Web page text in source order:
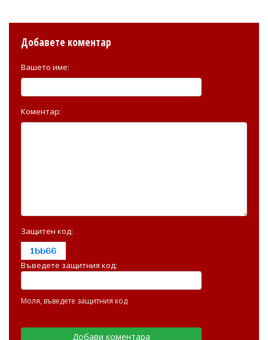
Добавете коментар
Вашето име:
Коментар:
Защитен код:
Въведете защитния код:
Моля, въведете защитния код